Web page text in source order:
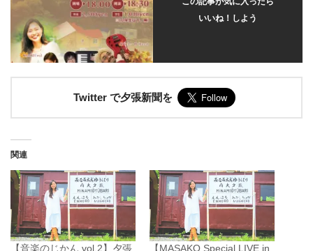
いいね！しよう
Twitter で夕張新聞を
関連
【音楽のじかん vol.2】夕張
【MASAKO Special LIVE in